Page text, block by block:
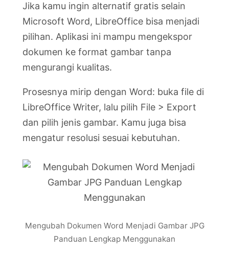
Jika kamu ingin alternatif gratis selain
Microsoft Word, LibreOffice bisa menjadi
pilihan. Aplikasi ini mampu mengekspor
dokumen ke format gambar tanpa
mengurangi kualitas.
Prosesnya mirip dengan Word: buka file di
LibreOffice Writer, lalu pilih File > Export
dan pilih jenis gambar. Kamu juga bisa
mengatur resolusi sesuai kebutuhan.
Mengubah Dokumen Word Menjadi Gambar JPG
Panduan Lengkap Menggunakan